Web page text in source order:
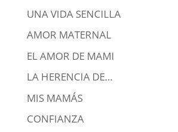
UNA VIDA SENCILLA
AMOR MATERNAL
EL AMOR DE MAMI
LA HERENCIA DE…
MIS MAMÁS
CONFIANZA